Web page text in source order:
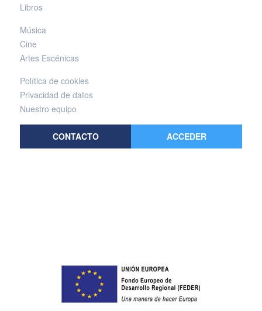
Libros
Música
Cine
Artes Escénicas
Política de cookies
Privacidad de datos
Nuestro equipo
CONTACTO ACCEDER